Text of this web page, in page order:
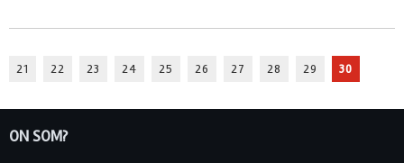
21 22 23 24 25 26 27 28 29 30
ON SOM?